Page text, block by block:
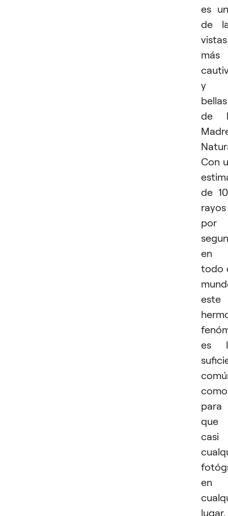
es
de
vistas
más
y
bellas
de
Con
de
rayos
por
en
todo
este
es
como
para
que
casi
en
lugar,